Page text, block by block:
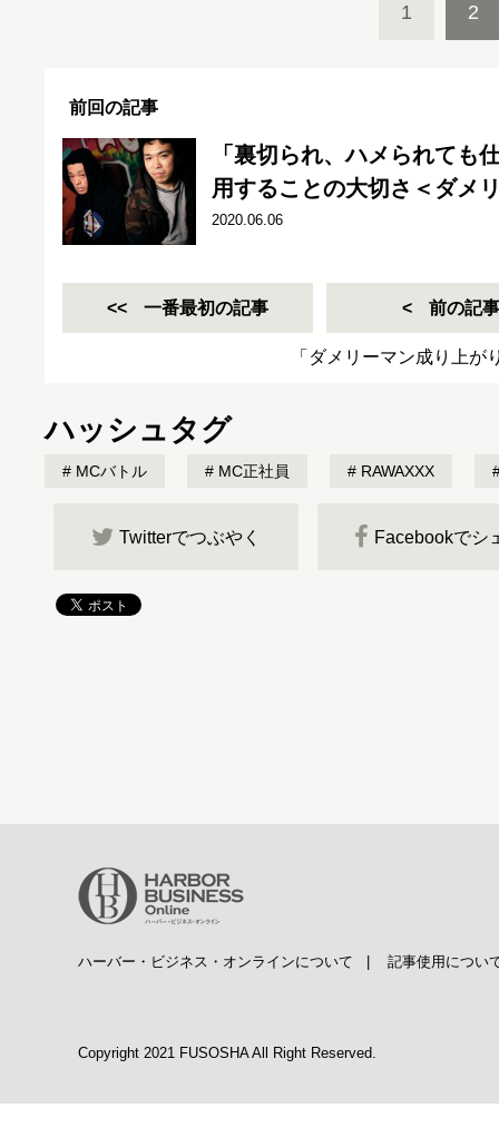
1 2
前回の記事
「裏切られ、ハメられて
用することの大切さ＜ダメ
2020.06.06
一番最初の記事 前の記事
「ダメリーマン成り上が
ハッシュタグ
MCバトル MC正社員 RAWAXXX
Twitterでつぶやく Facebookでシ
ハーバー・ビジネス・オンラインについて 記事使用につい
Copyright 2021 FUSOSHA All Right Reserved.